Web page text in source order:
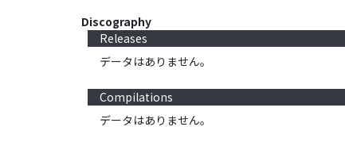
Discography
Releases
データはありません。
Compilations
データはありません。